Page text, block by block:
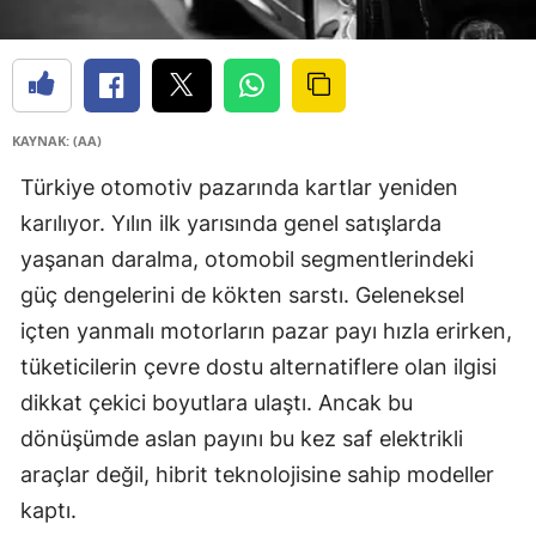
KAYNAK: (AA)
Türkiye otomotiv pazarında kartlar yeniden
karılıyor. Yılın ilk yarısında genel satışlarda
yaşanan daralma, otomobil segmentlerindeki
güç dengelerini de kökten sarstı. Geleneksel
içten yanmalı motorların pazar payı hızla erirken,
tüketicilerin çevre dostu alternatiflere olan ilgisi
dikkat çekici boyutlara ulaştı. Ancak bu
dönüşümde aslan payını bu kez saf elektrikli
araçlar değil, hibrit teknolojisine sahip modeller
kaptı.